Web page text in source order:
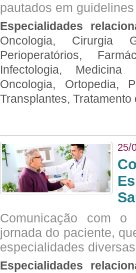
pautados em
Especialidades
Oncologia, Cirurgia
Perioperatórios,
Infectologia, Medicina
Oncologia, Ortopedia,
Transplantes,
25/
Comunicação com o
jornada do paciente,
especialidades
Especialidades